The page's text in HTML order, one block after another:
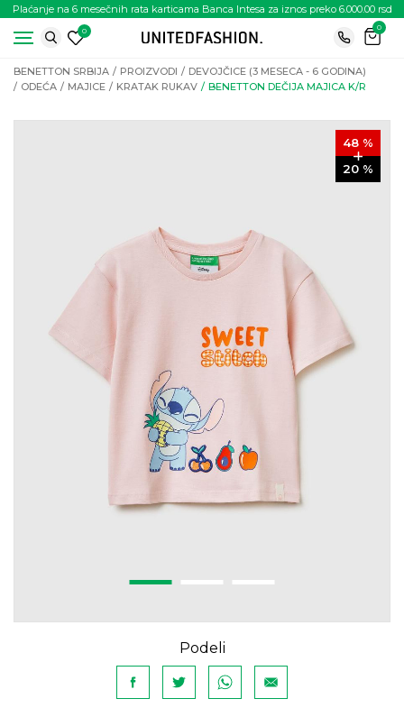
Plaćanje na 6 mesečnih rata karticama Banca Intesa za iznos preko 6.000.00 rsd
0
0
BENETTON SRBIJA PROIZVODI
DEVOJČICE (3 MESECA - 6 GODINA)
ODEĆA
MAJICE KRATAK RUKAV BENETTON DEČIJA MAJICA K/R
48 %
20 %
Podeli